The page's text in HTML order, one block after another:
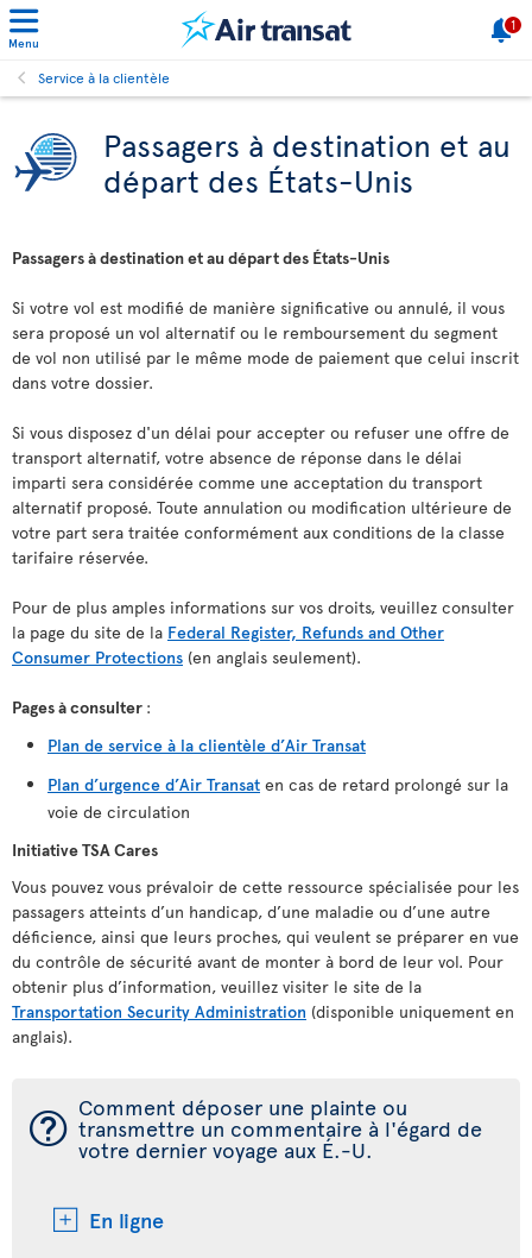
Menu
1
Service à la clientèle
Passagers à destination et au
départ des États-Unis
Passagers à destination et au départ des États-Unis
Si votre vol est modifié de manière significative ou annulé, il vous
sera proposé un vol alternatif ou le remboursement du segment
de vol non utilisé par le même mode de paiement que celui inscrit
dans votre dossier.
Si vous disposez d'un délai pour accepter ou refuser une offre de
transport alternatif, votre absence de réponse dans le délai
imparti sera considérée comme une acceptation du transport
alternatif proposé. Toute annulation ou modification ultérieure de
votre part sera traitée conformément aux conditions de la classe
tarifaire réservée.
Pour de plus amples informations sur vos droits, veuillez consulter
la page du site de la Federal Register, Refunds and Other
Consumer Protections (en anglais seulement).
Pages à consulter :
Plan de service à la clientèle d’Air Transat
Plan d’urgence d’Air Transat en cas de retard prolongé sur la
voie de circulation
Initiative TSA Cares
Vous pouvez vous prévaloir de cette ressource spécialisée pour les
passagers atteints d’un handicap, d’une maladie ou d’une autre
déficience, ainsi que leurs proches, qui veulent se préparer en vue
du contrôle de sécurité avant de monter à bord de leur vol. Pour
obtenir plus d’information, veuillez visiter le site de la
Transportation Security Administration (disponible uniquement en
anglais).
¯ Comment déposer une plainte ou
transmettre un commentaire à l'égard de
votre dernier voyage aux É.-U.
En ligne